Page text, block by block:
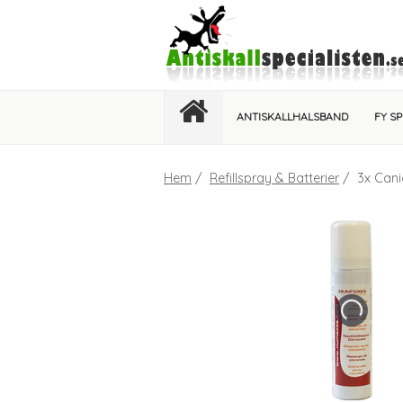
ANTISKALLHALSBAND FY
Hem / Refillspray & Batterier / 3x